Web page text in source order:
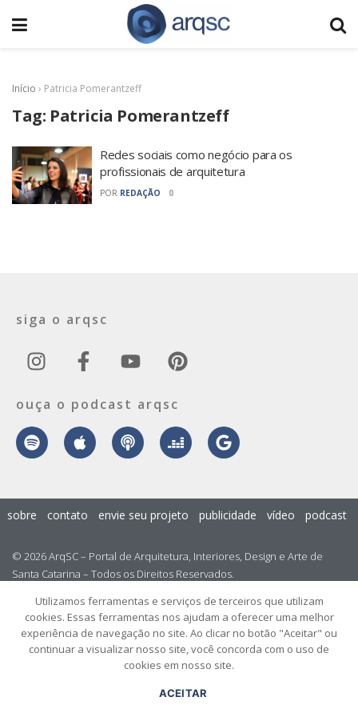
Início › Patricia Pomerantzeff
Tag: Patricia Pomerantzeff
Redes sociais como negócio para os
profissionais de arquitetura
POR REDAÇÃO 0
siga o arqsc
ouça o podcast arqsc
© 2026 ArqSC – Portal de Arquitetura, Interiores, Design e Arte de
Santa Catarina – Todos os Direitos Reservados.
sobre contato envie seu projeto publicidade vídeo podcast
Utilizamos ferramentas e serviços de terceiros que utilizam
cookies. Essas ferramentas nos ajudam a oferecer uma melhor
experiência de navegação no site. Ao clicar no botão "Aceitar" ou
continuar a visualizar nosso site, você concorda com o uso de
cookies em nosso site.
ACEITAR